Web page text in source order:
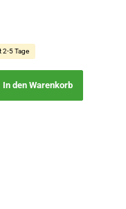
2-5 Tage
In den Warenkorb